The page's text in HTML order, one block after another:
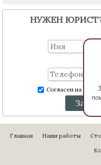
НУЖЕН
Согласен на
Главная Наши работы